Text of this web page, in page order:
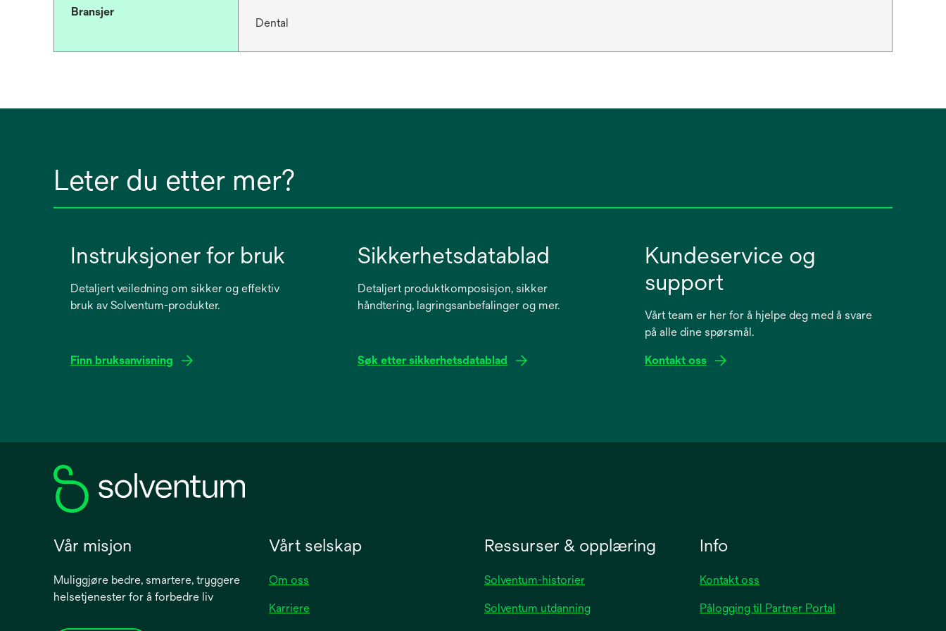
Bransjer
Dental
Leter du etter mer?
Instruksjoner for bruk
Detaljert veiledning om sikker og effektiv
bruk av Solventum-produkter.
Finn bruksanvisning
new
Sikkerhetsdatablad
Detaljert produktkomposisjon, sikker
håndtering, lagringsanbefalinger og mer.
Søk etter sikkerhetsdatablad
new
Kundeservice og
support
Vårt team er her for å hjelpe deg med å svare
på alle dine spørsmål.
Kontakt oss
Vår misjon
Muliggjøre bedre, smartere, tryggere
helsetjenester for å forbedre liv
Vårt selskap
Om oss
Karriere
Ressurser & opplæring
Solventum-historier
Solventum utdanning
Info
Kontakt oss
Pålogging til Partner Portal